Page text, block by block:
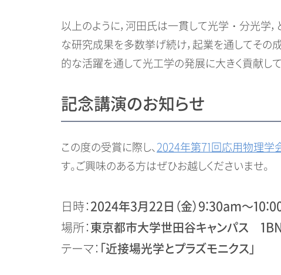
以上のように，河田氏は一貫して光学・分光学
な研究成果を多数挙げ続け，起業を通してその
的な活躍を通して光工学の発展に大きく貢献し
記念講演のお知らせ
この度の受賞に際し、 2024年第71回応用物理学
す。ご興味のある方はぜひお越しくださいませ。
日時：2024年3月22日（金）9:30am～
場所：東京都市大学世田谷キャンパス 1BN
テーマ： 「近接場光学とプラズモニクス」